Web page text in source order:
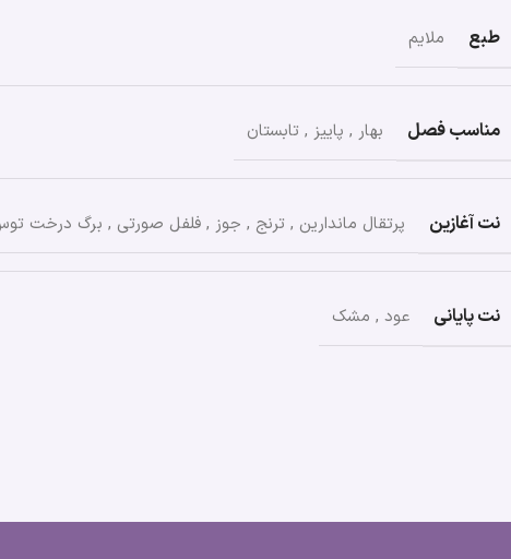
طبع ملایم
مناسب فصل بهار , پاییز , تابستان
نت آغازین پرتقال ماندارین , ترنج , جوز , فلفل صورتی , برگ درخت
نت پایانی عود , مشک